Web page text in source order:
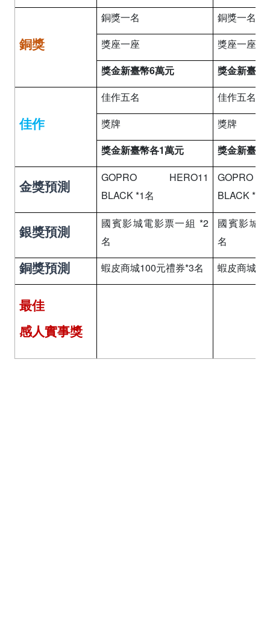
銅獎
銅獎一名
銅獎一名
獎座一座
獎座一座
獎金新臺幣6萬元
獎金新臺幣
佳作
佳作五名
佳作五名
獎牌
獎牌
獎金新臺幣各1萬元
獎金新臺幣
金獎預測
GOPRO HERO11
BLACK *1名
BLACK *1
銀獎預測
國賓影城電影票一組 *2
名
國賓影城
名
銅獎預測 蝦皮商城100元禮券*3名 蝦皮商城
最佳
感人實事獎